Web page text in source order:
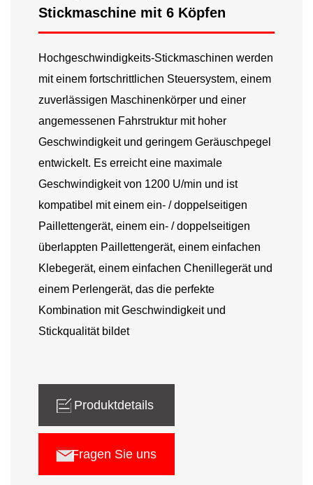
Stickmaschine mit 6 Köpfen
Hochgeschwindigkeits-Stickmaschinen werden
mit einem fortschrittlichen Steuersystem, einem
zuverlässigen Maschinenkörper und einer
angemessenen Fahrstruktur mit hoher
Geschwindigkeit und geringem Geräuschpegel
entwickelt. Es erreicht eine maximale
Geschwindigkeit von 1200 U/min und ist
kompatibel mit einem ein- / doppelseitigen
Paillettengerät, einem ein- / doppelseitigen
überlappten Paillettengerät, einem einfachen
Klebegerät, einem einfachen Chenillegerät und
einem Perlengerät, das die perfekte
Kombination mit Geschwindigkeit und
Stickqualität bildet
Produktdetails
Fragen Sie uns